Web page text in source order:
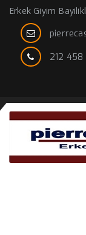
Erkek Giyim
212